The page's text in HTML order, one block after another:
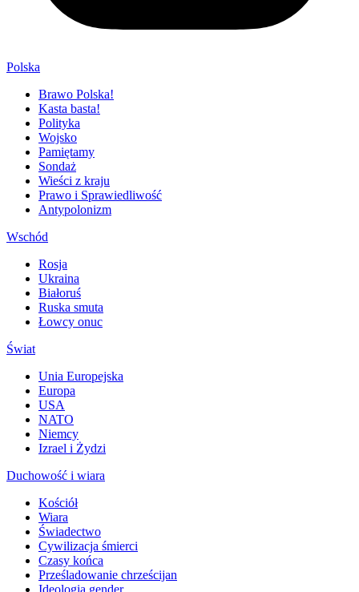
Polska
Brawo Polska!
Kasta basta!
Polityka
Wojsko
Pamiętamy
Sondaż
Wieści z kraju
Prawo i Sprawiedliwość
Antypolonizm
Wschód
Rosja
Ukraina
Białoruś
Ruska smuta
Łowcy onuc
Świat
Unia Europejska
Europa
USA
NATO
Niemcy
Izrael i Żydzi
Duchowość i wiara
Kościół
Wiara
Świadectwo
Cywilizacja śmierci
Czasy końca
Prześladowanie chrześcijan
Ideologia gender